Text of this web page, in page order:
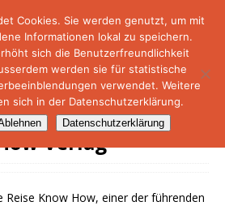
Reiseportal
Verlag
Reise Know How, einer der führenden
Cookies. Sie werden genutzt, um mit
Informationen lokal zu speichern.
sich die Benutzerfreundlichkeit
werden sie für statistische
verwendet. Weitere
sich in der Datenschutzerklärung.
Datenschutzerklärung